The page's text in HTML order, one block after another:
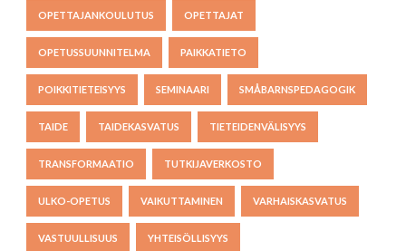
OPETTAJANKOULUTUS OPETTAJAT
OPETUSSUUNNITELMA PAIKKATIETO
POIKKITIETEISYYS SEMINAARI SMÅBARNSPEDAGOGIK
TAIDE TAIDEKASVATUS TIETEIDENVÄLISYYS
TRANSFORMAATIO TUTKIJAVERKOSTO
ULKO-OPETUS VAIKUTTAMINEN VARHAISKASVATUS
VASTUULLISUUS YHTEISÖLLISYYS